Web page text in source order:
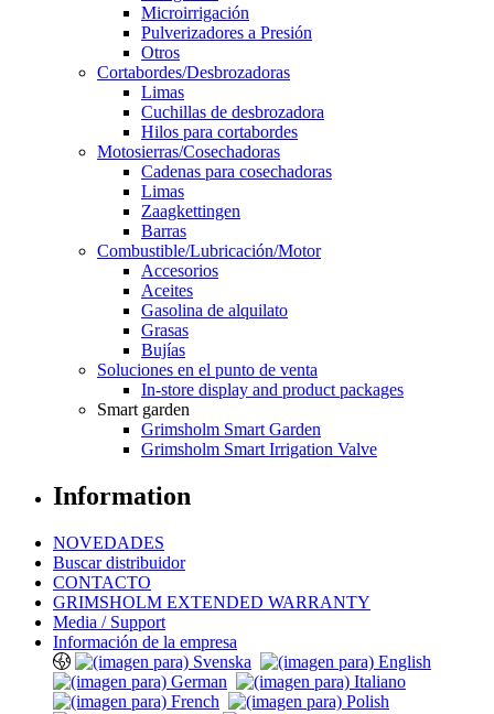
Microirrigación
Pulverizadores a Presión
Otros
Cortabordes/Desbrozadoras
Limas
Cuchillas de desbrozadora
Hilos para cortabordes
Motosierras/Cosechadoras
Cadenas para cosechadoras
Limas
Zaagkettingen
Barras
Combustible/Lubricación/Motor
Accesorios
Aceites
Gasolina de alquilato
Grasas
Bujías
Soluciones en el punto de venta
In-store display and product packages
Smart garden
Grimsholm Smart Garden
Grimsholm Smart Irrigation Valve
Information
NOVEDADES
Buscar distribuidor
CONTACTO
GRIMSHOLM EXTENDED WARRANTY
Media / Support
Información de la empresa